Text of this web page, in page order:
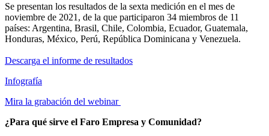
Se presentan los resultados de la sexta medición en el mes de
noviembre de 2021, de la que participaron 34 miembros de 11
países: Argentina, Brasil, Chile, Colombia, Ecuador, Guatemala,
Honduras, México, Perú, República Dominicana y Venezuela.
Descarga el informe de resultados
Infografía
Mira la grabación del webinar
¿Para qué sirve el Faro Empresa y Comunidad?